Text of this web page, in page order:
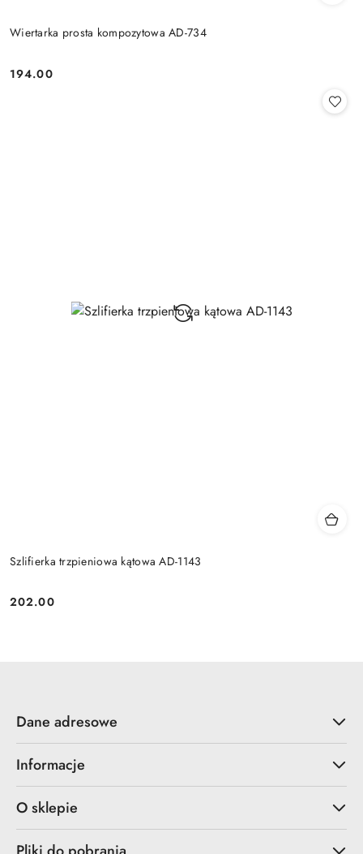
Wiertarka prosta kompozytowa AD-734
Cena:
194.00
Szlifierka trzpieniowa kątowa AD-1143
Cena:
202.00
Dane adresowe
Informacje
O sklepie